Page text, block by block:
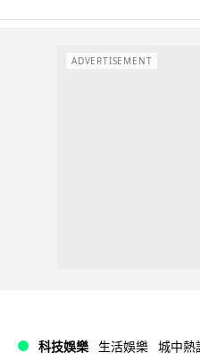
ADVERTISEMENT
科技娛樂 生活娛樂 城中熱